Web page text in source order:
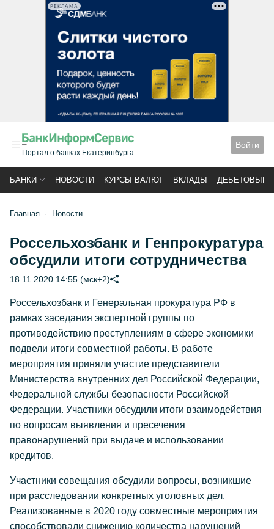
РЕКЛАМА
Портал о банках Екатеринбурга
Войти
БАНКИ НОВОСТИ КУРСЫ ВАЛЮТ ВКЛАДЫ ДЕБЕТОВЫЕ
Главная Новости
Россельхозбанк и Генпрокуратура
обсудили итоги сотрудничества
18.11.2020 14:55 (мск+2)
Россельхозбанк и Генеральная прокуратура РФ в
рамках заседания экспертной группы по
противодействию преступлениям в сфере экономики
подвели итоги совместной работы. В работе
мероприятия приняли участие представители
Министерства внутренних дел Российской Федерации,
Федеральной службы безопасности Российской
Федерации. Участники обсудили итоги взаимодействия
по вопросам выявления и пресечения
правонарушений при выдаче и использовании
кредитов.
Участники совещания обсудили вопросы, возникшие
при расследовании конкретных уголовных дел.
Реализованные в 2020 году совместные мероприятия
способствовали снижению количества нарушений